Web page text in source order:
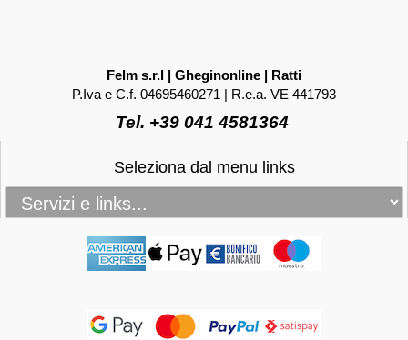
Felm s.r.l | Gheginonline | Ratti
P.Iva e C.f. 04695460271 | R.e.a. VE 441793
Tel. +39 041 4581364
Seleziona dal menu links